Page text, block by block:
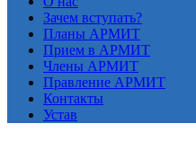
Зачем вступать?
Планы АРМИТ
Прием в АРМИТ
Члены АРМИТ
Правление АРМИТ
Контакты
Устав